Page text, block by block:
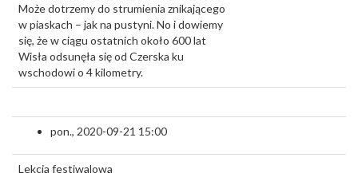
Może dotrzemy do strumienia znikającego
w piaskach – jak na pustyni. No i dowiemy
się, że w ciągu ostatnich około 600 lat
Wisła odsunęła się od Czerska ku
wschodowi o 4 kilometry.
pon., 2020-09-21 15:00
Lekcja festiwalowa